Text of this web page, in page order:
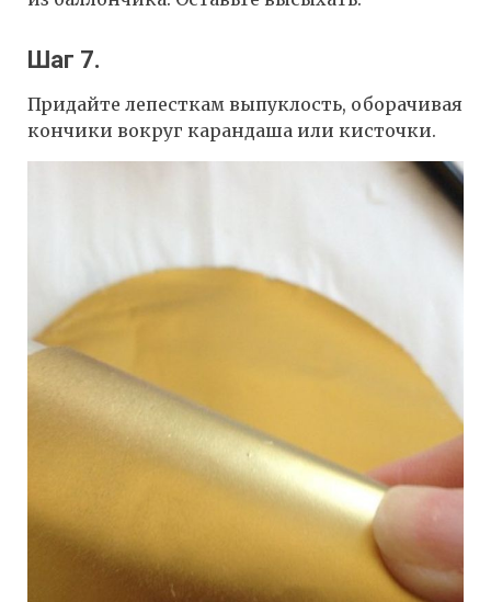
Шаг 7.
Придайте лепесткам выпуклость, оборачивая
кончики вокруг карандаша или кисточки.